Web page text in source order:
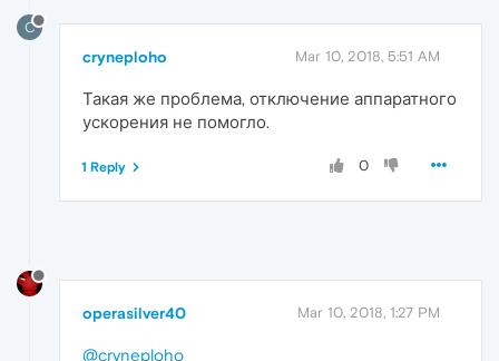
C
cryneploho Mar 10, 2018, 5:51 AM
Такая же проблема, отключение аппаратного
ускорения не помогло.
0
1 Reply
operasilver40 Mar 10, 2018, 1:27 PM
@cryneploho